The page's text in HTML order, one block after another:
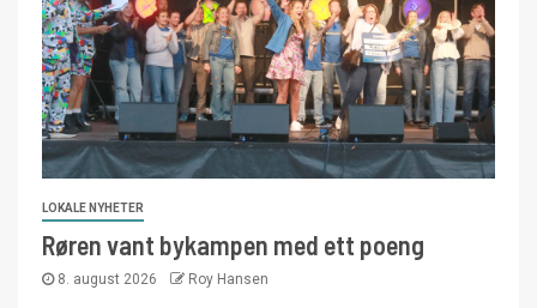
LOKALE NYHETER
Røren vant bykampen med ett poeng
8. august 2026 Roy Hansen